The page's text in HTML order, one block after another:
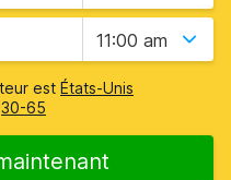
11:00 am
est États-Unis
30-65